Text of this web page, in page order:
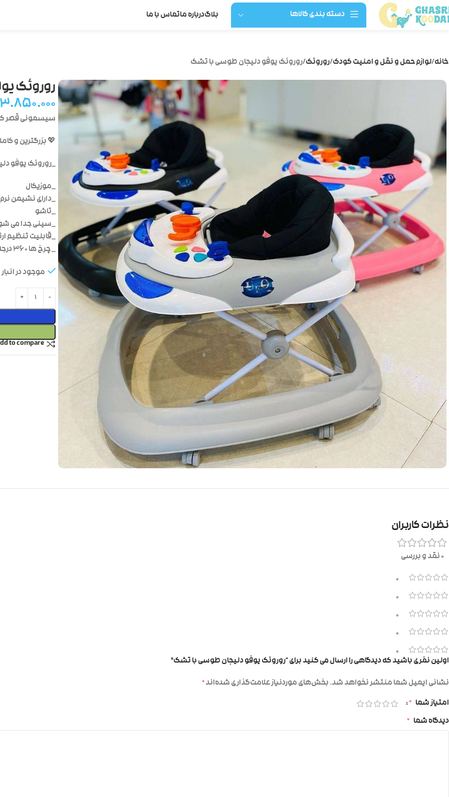
دسته بندی کالاها بلاگدرباره ماتماس با ما
خانه لوازم حمل و نقل و امنیت کودک روروئک روروئک یوفو دلیجان طوسی با تشک
روروئک
۳.۸۵۰.۰۰۰
سیسمونی قصر
💖 بزرگترین و
_روروئک یوفو
_موزیکال
_دارای نشیمن
_تاشو
_سینی جدا می
_قابلیت تنظیم
_ چرخ ها ۳۶۰ درجه میچرخد
موجود در انبار
to compare
نظرات کاربران
0 نقد و بررسی
0
0
0
0
0
اولین نفری باشید که دیدگاهی را ارسال می کنید برای “روروئک یوفو دلیجان طوسی با تشک”
نشانی ایمیل شما منتشر نخواهد شد.بخش‌های موردنیاز علامت‌گذاری شده‌اند*
امتیاز شما *
دیدگاه شما *